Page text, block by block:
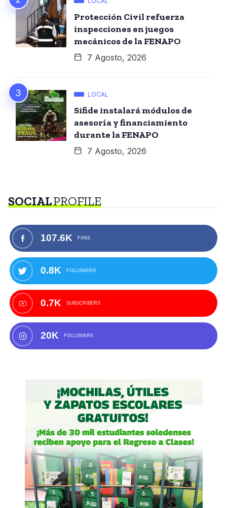
Protección Civil refuerza
inspecciones en juegos
mecánicos de la FENAPO
7 Agosto, 2026
LOCAL
Sifide instalará módulos de
asesoría y financiamiento
durante la FENAPO
7 Agosto, 2026
SOCIALPROFILE
107.6K FANS
0.8K FOLLOWERS
0.7K SUBSCRIBERS
20K FOLLOWERS